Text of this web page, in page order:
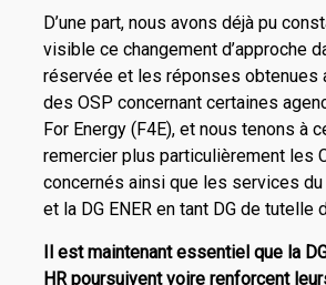
D’une part, nous avons déjà pu
visible ce changement d’approche
réservée et les réponses obtenues
des OSP concernant certaines
For Energy (F4E), et nous tenons à
remercier plus particulièrement les
concernés ainsi que les services du
et la DG ENER en tant DG de tutelle
Il est maintenant essentiel que la
HR poursuivent voire renforcent